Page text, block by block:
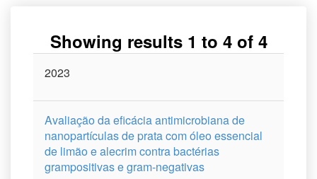
Showing results 1 to 4 of 4
Issue
2023
Avaliação da eficácia antimicrobiana de
nanopartículas de prata com óleo essencial
de limão e alecrim contra bactérias
grampositivas e gram-negativas